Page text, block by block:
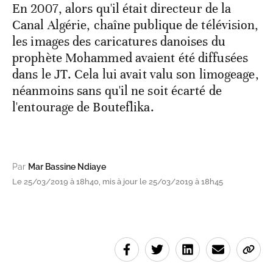
En 2007, alors qu'il était directeur de la
Canal Algérie, chaîne publique de télévision,
les images des caricatures danoises du
prophète Mohammed avaient été diffusées
dans le JT. Cela lui avait valu son limogeage,
néanmoins sans qu'il ne soit écarté de
l'entourage de Bouteflika.
Par Mar Bassine Ndiaye
Le 25/03/2019 à 18h40, mis à jour le 25/03/2019 à 18h45